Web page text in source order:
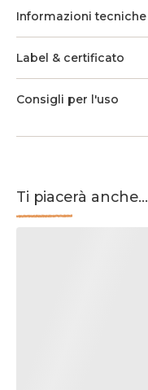
Informazioni tecniche
Label & certificato
Consigli per l'uso
Ti piacerà anche...